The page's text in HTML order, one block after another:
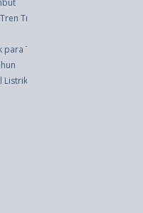
Traveling Saat Ini
Traveler
Anda